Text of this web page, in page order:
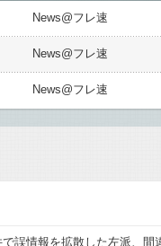
News@フレ速
News@フレ速
News@フレ速